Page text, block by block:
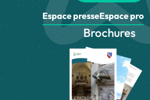
Espace presseEspace pro
Brochures